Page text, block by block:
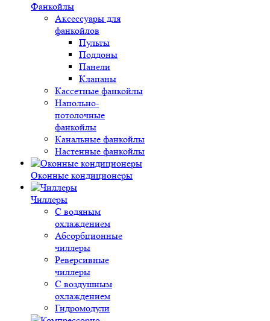
Фанкойлы
Аксессуары для
фанкойлов
Пульты
Поддоны
Панели
Клапаны
Кассетные фанкойлы
Напольно-
потолочные
фанкойлы
Канальные фанкойлы
Настенные фанкойлы
Оконные кондиционеры
Чиллеры
С водяным
охлаждением
Абсорбционные
чиллеры
Реверсивные
чиллеры
С воздушным
охлаждением
Гидромодули